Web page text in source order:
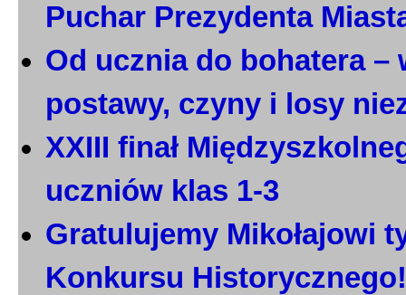
Puchar Prezydenta
Od ucznia do bohatera –
postawy, czyny i losy
XXIII finał
uczniów klas 1-3
Gratulujemy Mikołajowi
Konkursu Historycznego!